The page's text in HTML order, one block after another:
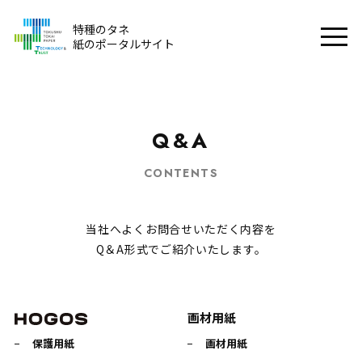
特種のタネ
紙のポータルサイト
Q&A
CONTENTS
当社へよくお問合せいただく内容を
Q＆A形式でご紹介いたします。
保護用紙
画材用紙
画材用紙